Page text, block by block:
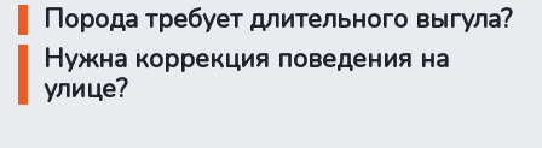
Порода требует длительного выгула?
Нужна коррекция поведения на
улице?